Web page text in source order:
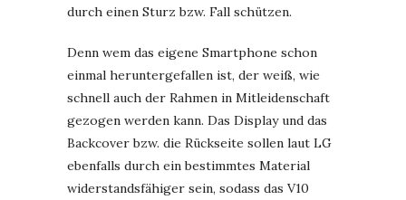
durch einen Sturz bzw. Fall schützen.
Denn wem das eigene Smartphone schon
einmal heruntergefallen ist, der weiß, wie
schnell auch der Rahmen in Mitleidenschaft
gezogen werden kann. Das Display und das
Backcover bzw. die Rückseite sollen laut LG
ebenfalls durch ein bestimmtes Material
widerstandsfähiger sein, sodass das V10